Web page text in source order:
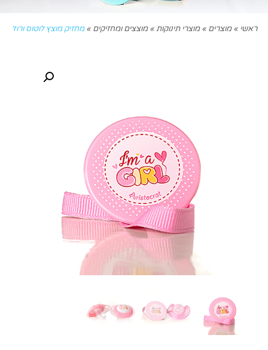
ראשי » מוצרים » מוצרי תינוקות » מוצצים ומחזיקים » מחזיק מוצץ לוטוס ורוד